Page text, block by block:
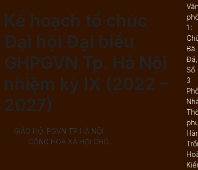
Kế hoạch tổ chức
Đại hội Đại biểu
GHPGVN Tp. Hà Nội
nhiệm kỳ IX (2022 –
2027)
GIÁO HỘI PGVN TP HÀ NỘI
CỘNG HOÀ XÃ HỘI CHỦ…
1 :
Bà
Đá,
Số
3